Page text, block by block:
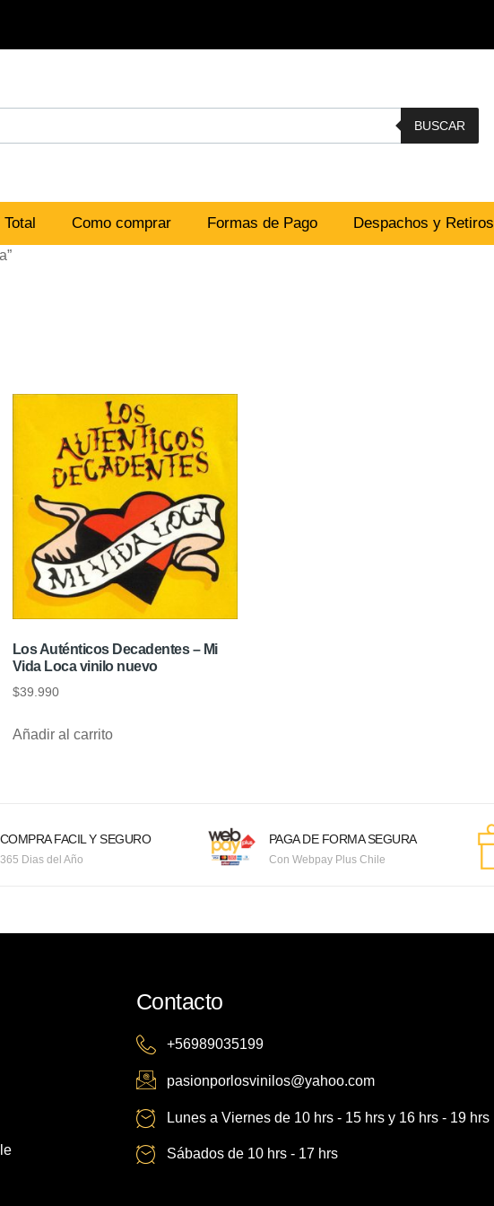
BUSCAR
Como comprar Formas de Pago Despachos y Retiros
Los Auténticos Decadentes – Mi
Vida Loca vinilo nuevo
$39.990
Añadir al carrito
COMPRA FACIL Y SEGURO
365 Dias del Año
PAGA DE FORMA SEGURA
Con Webpay Plus Chile
Contacto
+56989035199
pasionporlosvinilos@yahoo.com
Lunes a Viernes de 10 hrs - 15 hrs y 16 hrs - 19 hrs
Sábados de 10 hrs - 17 hrs